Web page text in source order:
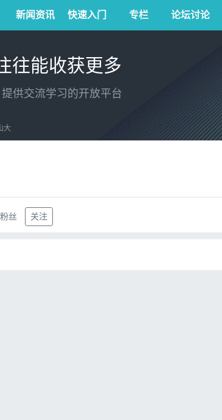
新闻资讯 快速入门 专栏 论坛讨论
往能收获更多
供交流学习的开放平台
大
粉丝 关注